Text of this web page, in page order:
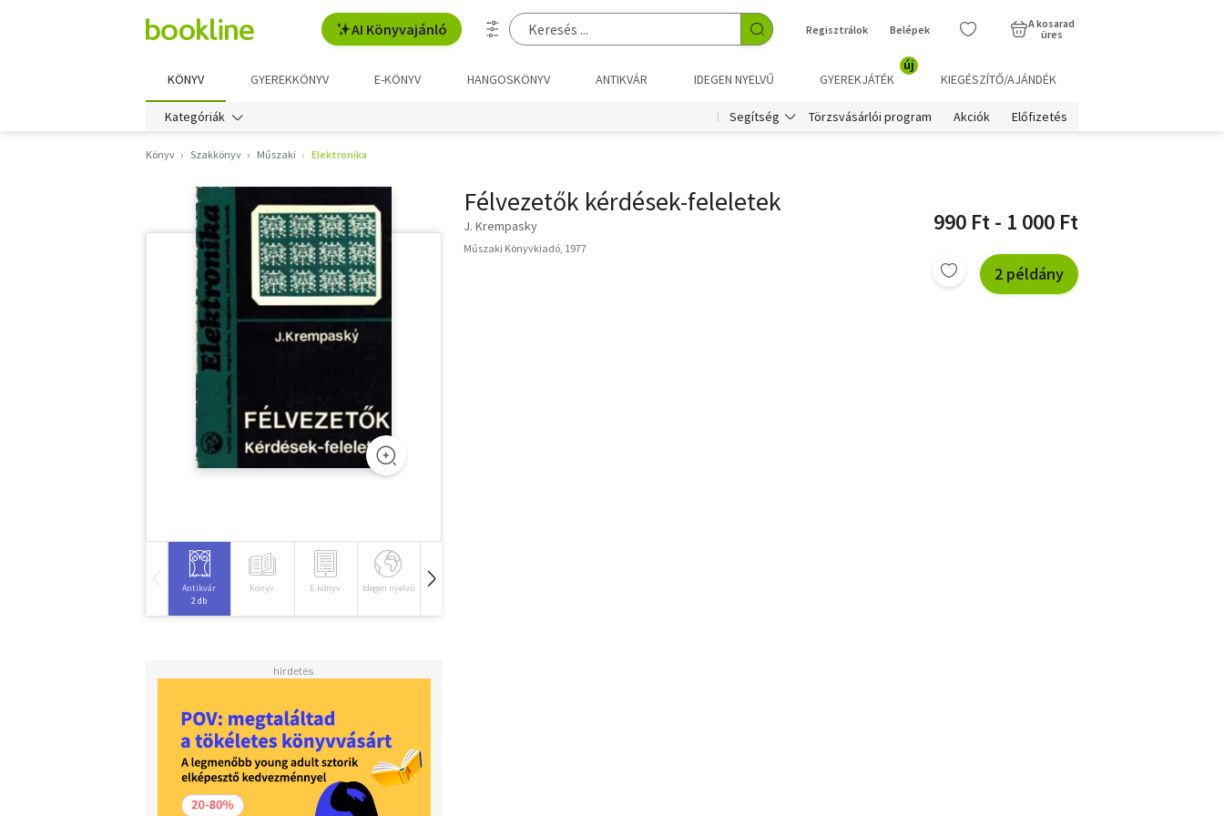
AI Könyvajánló Regisztrálok Belépek
A kosarad
üres
KÖNYV GYEREKKÖNYV E-KÖNYV HANGOSKÖNYV ANTIKVÁR IDEGEN NYELVŰ GYEREKJÁTÉK
új
KIEGÉSZÍTŐ/AJÁNDÉK
Kategóriák Segítség Törzsvásárlói program Akciók Előfizetés
Könyv Szakkönyv Műszaki Elektronika
Antikvár
2 db
Könyv E-könyv Idegen nyelvű Hangoskönyv
Félvezetők kérdések-feleletek
J. Krempasky
Műszaki Könyvkiadó, 1977
990 Ft - 1 000 Ft
2 példány